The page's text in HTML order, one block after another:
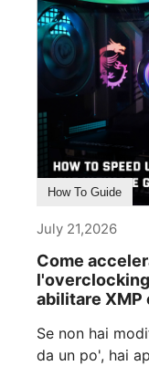
How To Guide
July 21,2026
Come
abilitare XMP
Se non hai
da un po', hai